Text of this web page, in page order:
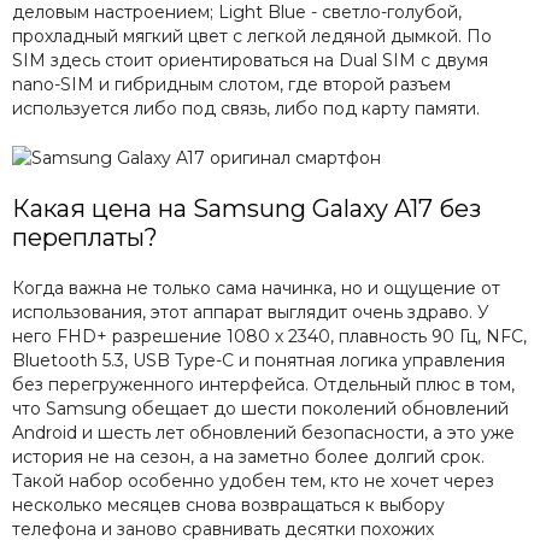
деловым настроением; Light Blue - светло-голубой,
прохладный мягкий цвет с легкой ледяной дымкой. По
SIM здесь стоит ориентироваться на Dual SIM с двумя
nano-SIM и гибридным слотом, где второй разъем
используется либо под связь, либо под карту памяти.
Какая цена на Samsung Galaxy A17 без
переплаты?
Когда важна не только сама начинка, но и ощущение от
использования, этот аппарат выглядит очень здраво. У
него FHD+ разрешение 1080 x 2340, плавность 90 Гц, NFC,
Bluetooth 5.3, USB Type-C и понятная логика управления
без перегруженного интерфейса. Отдельный плюс в том,
что Samsung обещает до шести поколений обновлений
Android и шесть лет обновлений безопасности, а это уже
история не на сезон, а на заметно более долгий срок.
Такой набор особенно удобен тем, кто не хочет через
несколько месяцев снова возвращаться к выбору
телефона и заново сравнивать десятки похожих